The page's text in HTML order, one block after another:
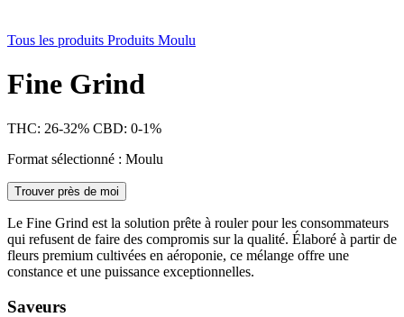
Tous les produits Produits Moulu
Fine Grind
THC: 26-32% CBD: 0-1%
Format sélectionné : Moulu
Trouver près de moi
Le Fine Grind est la solution prête à rouler pour les consommateurs
qui refusent de faire des compromis sur la qualité. Élaboré à partir de
fleurs premium cultivées en aéroponie, ce mélange offre une
constance et une puissance exceptionnelles.
Saveurs